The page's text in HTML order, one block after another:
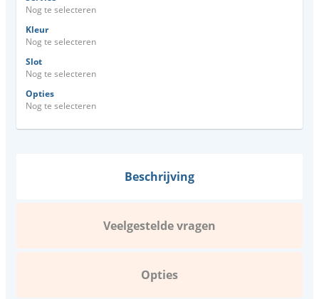
Nog te selecteren
Kleur
Nog te selecteren
Slot
Nog te selecteren
Opties
Nog te selecteren
Beschrijving
Veelgestelde vragen
Opties